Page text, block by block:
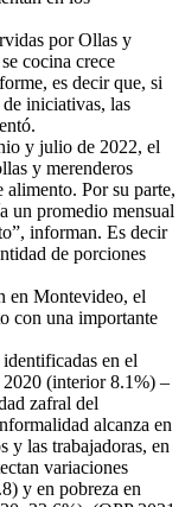
por Ollas y
cocina crece
es decir que, si
iniciativas, las
y julio de 2022, el
y merenderos
alimento. Por su parte,
un promedio mensual
informan. Es decir
de porciones
en Montevideo, el
con una importante
en el
2020 (interior 8.1%) –
zafral del
alcanza en
y las trabajadoras, en
variaciones
y en pobreza en